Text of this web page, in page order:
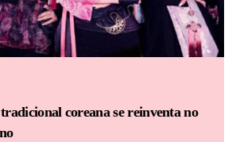
coreana se reinventa no